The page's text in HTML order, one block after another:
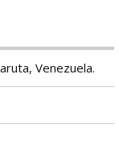
Venezuela.